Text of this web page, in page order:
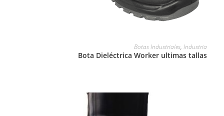
Botas Industriales,Industria
Bota Dieléctrica Worker ultimas tallas